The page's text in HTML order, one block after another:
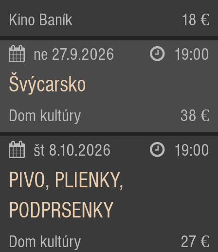
Kino Baník 18 €
ne 27.9.2026 19:00
Švýcarsko
Dom kultúry 38 €
št 8.10.2026 19:00
PIVO, PLIENKY,
PODPRSENKY
Dom kultúry 27 €